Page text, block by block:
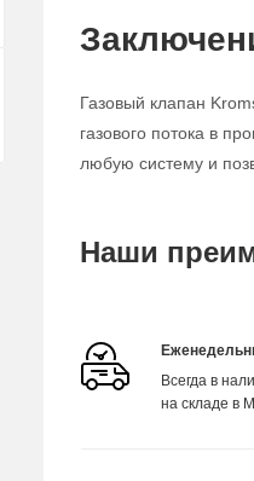
Газовый клапан
газового потока в
любую систему и
Наши
Всегда в
на складе в